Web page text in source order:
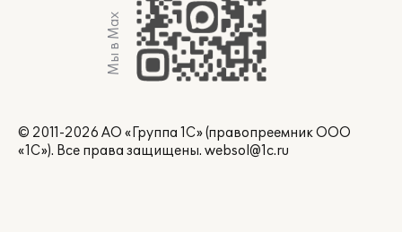
Мы в Max
© 2011-2026 АО «Группа 1С» (правопреемник ООО
«1С»). Все права защищены. websol@1c.ru